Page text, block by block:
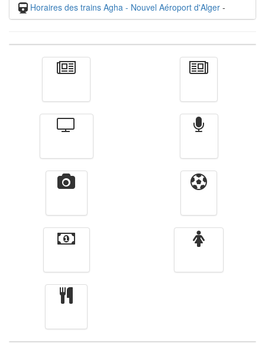
Horaires des trains Agha - Nouvel Aéroport d'Alger -